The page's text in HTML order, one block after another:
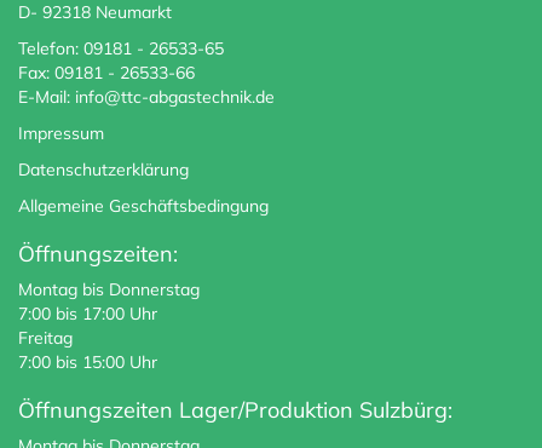
D- 92318 Neumarkt
Telefon: 09181 - 26533-65
Fax: 09181 - 26533-66
E-Mail: info@ttc-abgastechnik.de
Impressum
Datenschutzerklärung
Allgemeine Geschäftsbedingung
Öffnungszeiten:
Montag bis Donnerstag
7:00 bis 17:00 Uhr
Freitag
7:00 bis 15:00 Uhr
Öffnungszeiten Lager/Produktion Sulzbürg: